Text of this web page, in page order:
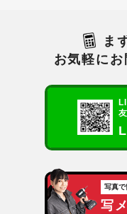
ま
お気軽にお
写真で
写